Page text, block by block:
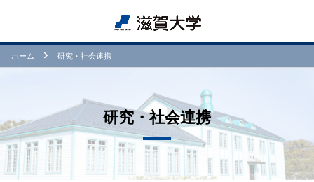
ホーム 研究・社会連携
研究・社会連携